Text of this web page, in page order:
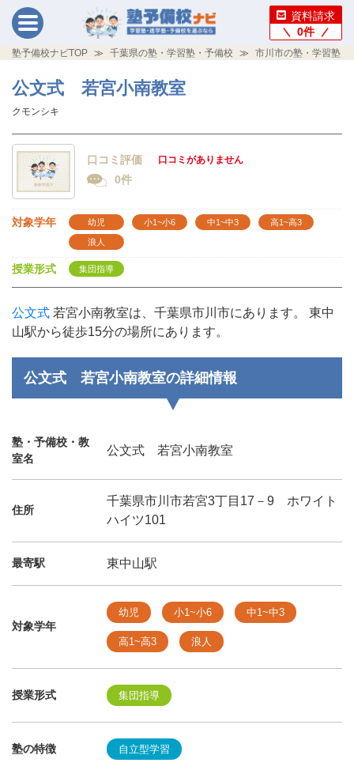
資料請求
0件
塾予備校ナビTOP 千葉県の塾・学習塾・予備校 市川市の塾・学習塾・
公文式 若宮小南教室
クモンシキ
口コミ評価 口コミがありません
0件
対象学年 幼児 小1~小6 中1~中3 高1~高3
浪人
授業形式 集団指導
公文式 若宮小南教室は、千葉県市川市にあります。 東中
山駅から徒歩15分の場所にあります。
公文式 若宮小南教室の詳細情報
塾・予備校・教
室名
公文式 若宮小南教室
住所
千葉県市川市若宮3丁目17－9 ホワイト
ハイツ101
最寄駅 東中山駅
対象学年
幼児 小1~小6 中1~中3
高1~高3 浪人
授業形式 集団指導
塾の特徴 自立型学習